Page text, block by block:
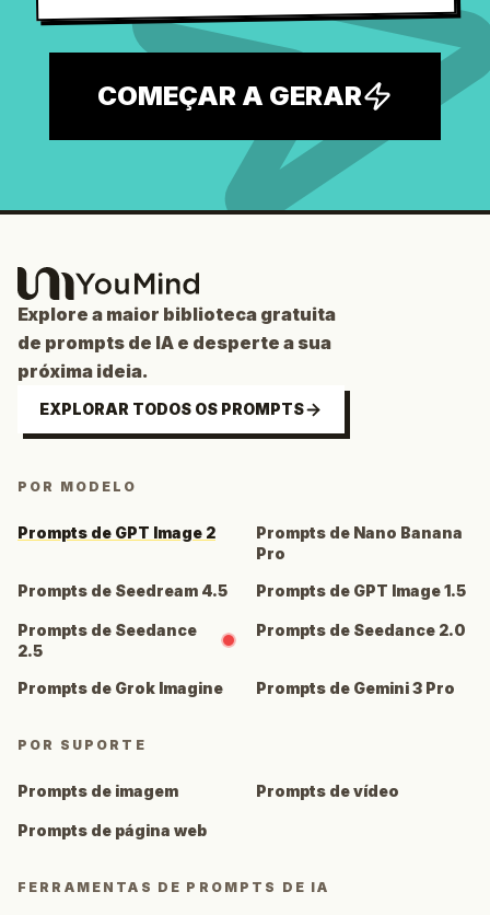
COMEÇAR A GERAR
Explore a maior biblioteca gratuita
de prompts de IA e desperte a sua
próxima ideia.
EXPLORAR TODOS OS PROMPTS
POR MODELO
Prompts de GPT Image 2
Prompts de Nano Banana
Pro
Prompts de Seedream 4.5
Prompts de GPT Image 1.5
Prompts de Seedance
2.5
Prompts de Seedance 2.0
Prompts de Grok Imagine Prompts de Gemini 3 Pro
POR SUPORTE
Prompts de imagem Prompts de vídeo
Prompts de página web
FERRAMENTAS DE PROMPTS DE IA